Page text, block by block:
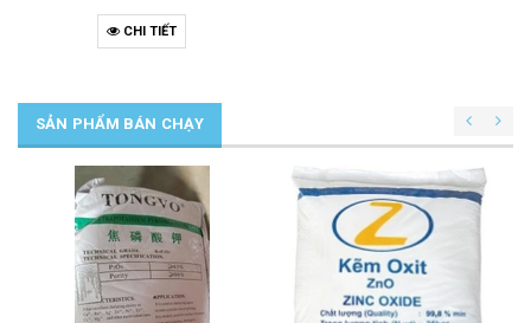
CHI TIẾT
SẢN PHẨM BÁN CHẠY